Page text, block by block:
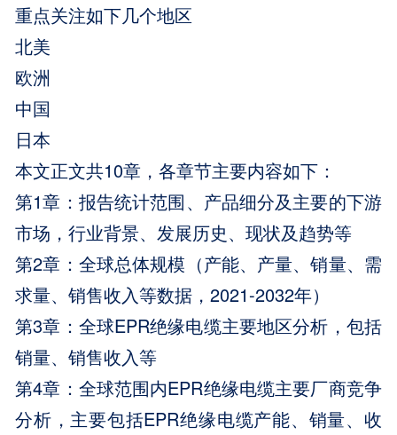
重点关注如下几个地区
北美
欧洲
中国
日本
本文正文共10章，各章节主要内容如下：
第1章：报告统计范围、产品细分及主要的下游
市场，行业背景、发展历史、现状及趋势等
第2章：全球总体规模（产能、产量、销量、需
求量、销售收入等数据，2021-2032年）
第3章：全球EPR绝缘电缆主要地区分析，包括
销量、销售收入等
第4章：全球范围内EPR绝缘电缆主要厂商竞争
分析，主要包括EPR绝缘电缆产能、销量、收